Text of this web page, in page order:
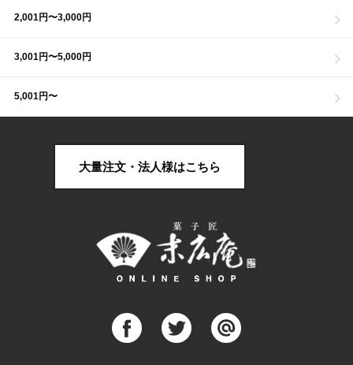
2,001円〜3,000円
3,001円〜5,000円
5,001円〜
大量注文・法人様はこちら